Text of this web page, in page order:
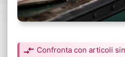
compare_arrows Confronta con articoli